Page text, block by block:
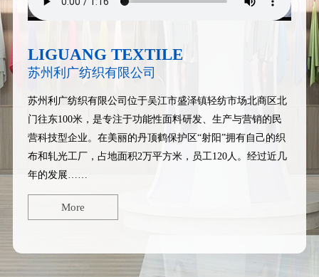
LIGUANG TEXTILE
苏州利广纺织有限公司
苏州利广纺织有限公司 位于吴江市盛泽镇轻纺市场北商区北
门往东100米，是专注于功能性面料研发、生产与营销的民
营科技型企业。在美丽的丹顶鹤保护区“射阳”拥有自己的织
布和轧光工厂，占地面积2万平方米，员工120人。经过近几
年的发展……
More